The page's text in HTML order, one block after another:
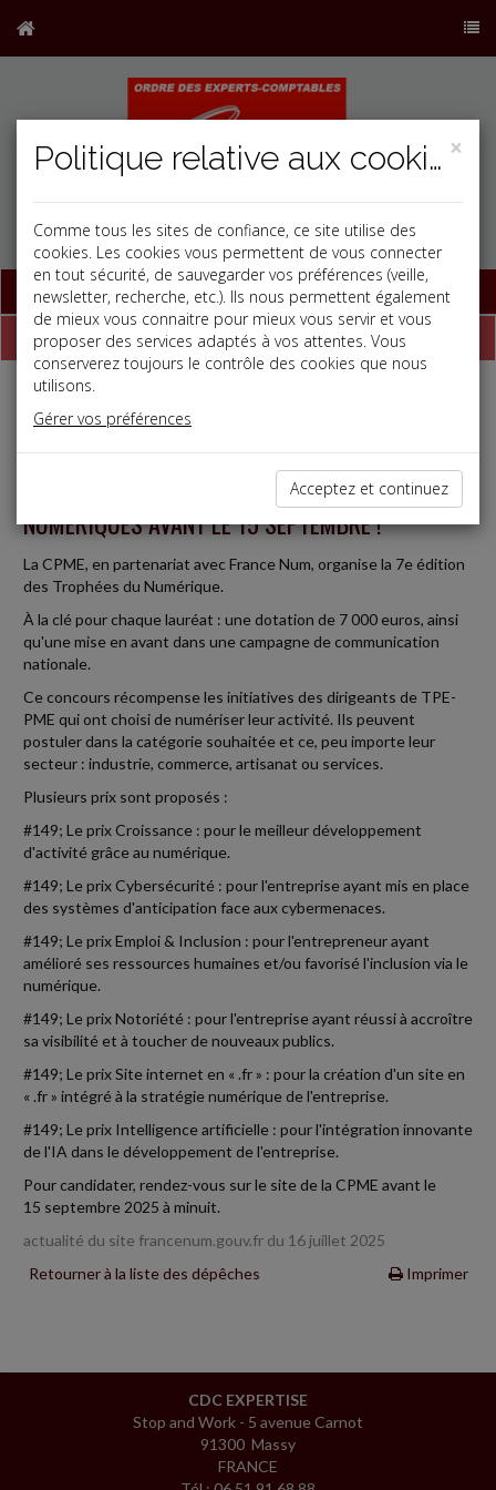
Base documentaire
Dépêches
Vie des affaires
Date: 2025-09-03
TPE-PME : CANDIDATEZ AUX TROPHÉES
NUMÉRIQUES AVANT LE 15 SEPTEMBRE !
La CPME, en partenariat avec France Num, organise la 7e édition
des Trophées du Numérique.
À la clé pour chaque lauréat : une dotation de 7 000 euros, ainsi
qu'une mise en avant dans une campagne de communication
nationale.
Ce concours récompense les initiatives des dirigeants de TPE-
PME qui ont choisi de numériser leur activité. Ils peuvent
postuler dans la catégorie souhaitée et ce, peu importe leur
secteur : industrie, commerce, artisanat ou services.
Plusieurs prix sont proposés :
#149; Le prix Croissance : pour le meilleur développement
d'activité grâce au numérique.
#149; Le prix Cybersécurité : pour l'entreprise ayant mis en place
des systèmes d'anticipation face aux cybermenaces.
#149; Le prix Emploi & Inclusion : pour l'entrepreneur ayant
amélioré ses ressources humaines et/ou favorisé l'inclusion via le
numérique.
#149; Le prix Notoriété : pour l'entreprise ayant réussi à accroître
sa visibilité et à toucher de nouveaux publics.
#149; Le prix Site internet en « .fr » : pour la création d'un site en
« .fr » intégré à la stratégie numérique de l'entreprise.
#149; Le prix Intelligence artificielle : pour l'intégration innovante
de l'IA dans le développement de l'entreprise.
Pour candidater, rendez-vous sur le site de la CPME avant le
15 septembre 2025 à minuit.
actualité du site francenum.gouv.fr du 16 juillet 2025
Retourner à la liste des dépêches
Imprimer
CDC EXPERTISE
Stop and Work - 5 avenue Carnot
91300 Massy
FRANCE
×
Politique relative aux cookies
Comme tous les sites de confiance, ce site utilise des
cookies. Les cookies vous permettent de vous connecter
en tout sécurité, de sauvegarder vos préférences (veille,
newsletter, recherche, etc.). Ils nous permettent également
de mieux vous connaitre pour mieux vous servir et vous
proposer des services adaptés à vos attentes. Vous
conserverez toujours le contrôle des cookies que nous
utilisons.
Gérer vos préférences
Acceptez et continuez